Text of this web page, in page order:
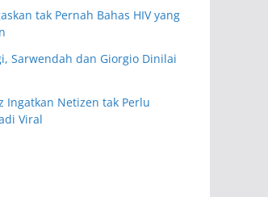
tak Pernah Bahas HIV yang
Sarwendah dan Giorgio Dinilai
Ingatkan Netizen tak Perlu
Viral